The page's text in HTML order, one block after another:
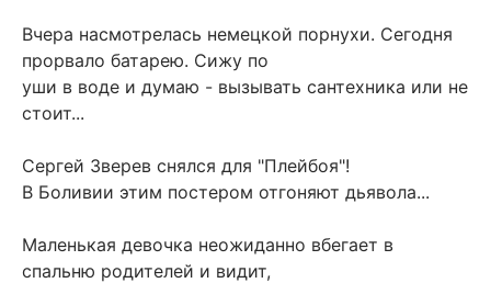
Вчера насмотрелась немецкой порнухи. Сегодня
прорвало батарею. Сижу по
уши в воде и думаю - вызывать сантехника или не
стоит...
Сергей Зверев снялся для "Плейбоя"!
В Боливии этим постером отгоняют дьявола...
Маленькая девочка неожиданно вбегает в
спальню родителей и видит,